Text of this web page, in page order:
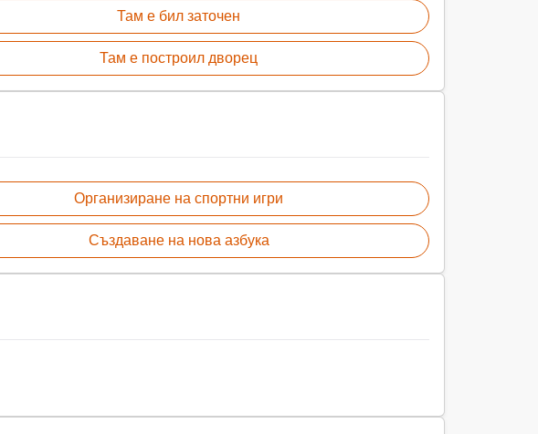
Там е бил заточен
Там е построил дворец
Организиране на спортни игри
Създаване на нова азбука